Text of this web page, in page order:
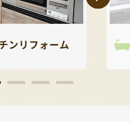
ンリフォーム